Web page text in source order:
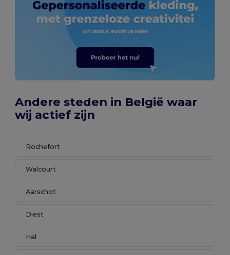
Andere steden in België waar
wij actief zijn
Rochefort
Walcourt
Aarschot
Diest
Hal